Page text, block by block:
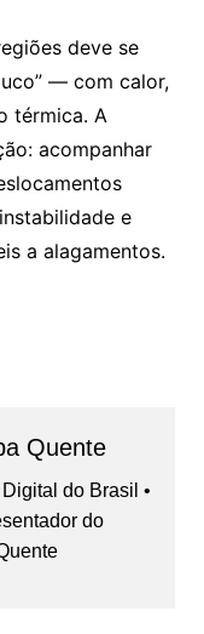
deve se
— com calor,
térmica. A
acompanhar
e
a alagamentos.
Quente
do Brasil •
do